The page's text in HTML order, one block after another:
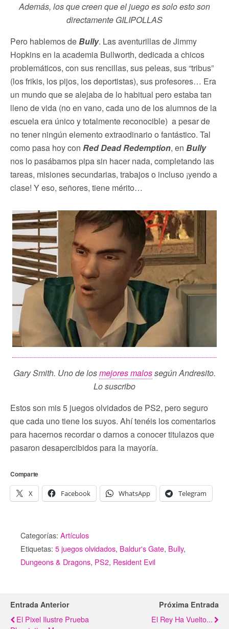
Además, los que creen que el juego es solo esto son
directamente GILIPOLLAS
Pero hablemos deBully. Las aventurillas de Jimmy
Hopkins en la academia Bullworth, dedicada a chicos
problemáticos, con sus rencillas, sus peleas, sus “tribus”
(los frikis, los pijos, los deportistas), sus profesores… Era
un mundo que se alejaba de lo habitual pero estaba tan
lleno de vida (no en vano, cada uno de los alumnos de la
escuela era único y totalmente reconocible) a pesar de
no tener ningún elemento extraodinario o fantástico. Tal
como pasa hoy con Red Dead Redemption, en Bully
nos lo pasábamos pipa sin hacer nada, completando las
tareas, misiones secundarias, trabajos o incluso ¡yendo a
clase! Y eso, señores, tiene mérito…
Gary Smith. Uno de losmejores malossegún Andresito.
Lo suscribo
Estos son mis 5 juegos olvidados de PS2, pero seguro
que cada uno tiene los suyos. Ahí tenéis los comentarios
para hacernos recordar o darnos a conocer titulazos que
pasaron desapercibidos para la mayoría.
Comparte
X Facebook WhatsApp Telegram
Categorías: Artículos
Etiquetas: 5 juegos olvidados, Baldur's Gate, Bully,
Dungeons & Dragons, PS2, Resident Evil
Entrada Anterior
El Pixel Ilustre Prueba
Próxima Entrada
El Rey Ha Vuelto...